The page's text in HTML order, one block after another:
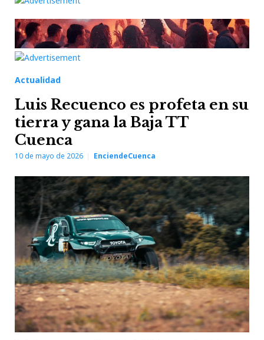
Actualidad
Luis Recuenco es profeta en su
tierra y gana la Baja TT
Cuenca
10 de mayo de 2026 EnciendeCuenca